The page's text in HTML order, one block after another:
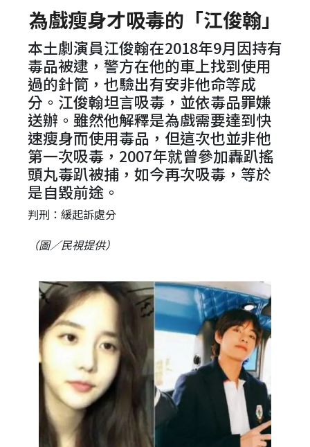
為戲瘦身才吸毒的「江俊翰」
本土劇演員江俊翰在2018年9月因持有
毒品被逮，警方在他的車上找到使用
過的針筒，也驗出有安非他命等成
分。江俊翰坦言吸毒，並依毒品罪嫌
送辦。雖然他解釋是為戲需要達到快
速瘦身而使用毒品，但這次也並非他
第一次吸毒，2007年就曾參加轟趴搖
頭丸毒趴被捕，如今再次吸毒，等於
是自毀前途。
判刑：緩起訴處分
（圖／民視提供）